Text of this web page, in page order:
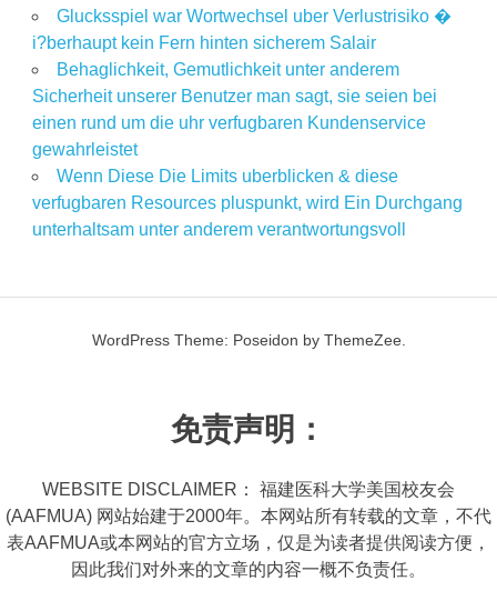
Glucksspiel war Wortwechsel uber Verlustrisiko �
i?berhaupt kein Fern hinten sicherem Salair
Behaglichkeit, Gemutlichkeit unter anderem
Sicherheit unserer Benutzer man sagt, sie seien bei
einen rund um die uhr verfugbaren Kundenservice
gewahrleistet
Wenn Diese Die Limits uberblicken & diese
verfugbaren Resources pluspunkt, wird Ein Durchgang
unterhaltsam unter anderem verantwortungsvoll
WordPress Theme: Poseidon by ThemeZee.
免责声明：
WEBSITE DISCLAIMER： 福建医科大学美国校友会
(AAFMUA) 网站始建于2000年。本网站所有转载的文章，不代
表AAFMUA或本网站的官方立场，仅是为读者提供阅读方便，
因此我们对外来的文章的内容一概不负责任。